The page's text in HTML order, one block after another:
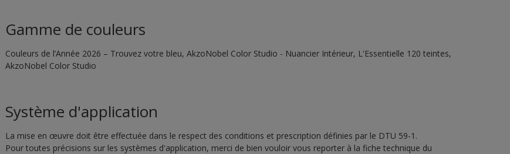
Gamme de couleurs
Couleurs de l’Année 2026 – Trouvez votre bleu, AkzoNobel Color Studio - Nuancier Intérieur, L'Essentielle 120 teintes,
AkzoNobel Color Studio
Système d'application
La mise en œuvre doit être effectuée dans le respect des conditions et prescription définies par le DTU 59-1.
Pour toutes précisions sur les systèmes d'application, merci de bien vouloir vous reporter à la fiche technique du